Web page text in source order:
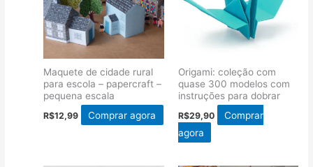
Maquete de cidade rural
para escola – papercraft –
pequena escala
R$12,99 Comprar agora
Origami: coleção com
quase 300 modelos com
instruções para dobrar
R$29,90
Comprar
agora